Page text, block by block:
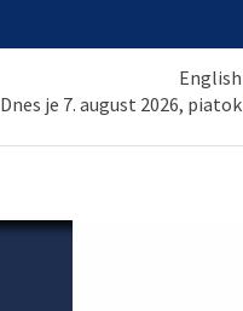
English
Dnes je 7. august 2026, piatok